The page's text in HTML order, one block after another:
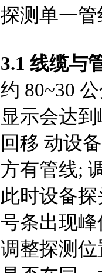
探测单一
3.1 线缆与
约 80~30
显示会达
回移 动设
方有管线;
此时设备
号条出现
调整探测